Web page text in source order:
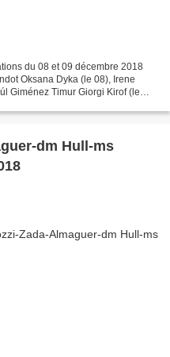
du 08 et 09 décembre 2018
Oksana Dyka (le 08), Irene
Giménez Timur Giorgi Kirof (le
dm Hull-ms